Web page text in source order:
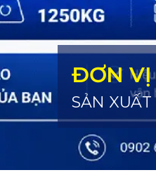
ĐƠN VỊ
SẢN